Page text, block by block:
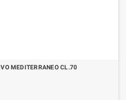
MEDITERRANEO CL.70